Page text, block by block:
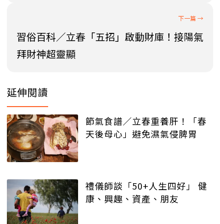
習俗百科／立春「五招」啟動財庫！接陽氣
拜財神超靈顯
延伸閱讀
節氣食譜／立春重養肝！「春
天後母心」避免濕氣侵脾胃
禮儀師談「50+人生四好」 健
康、興趣、資產、朋友